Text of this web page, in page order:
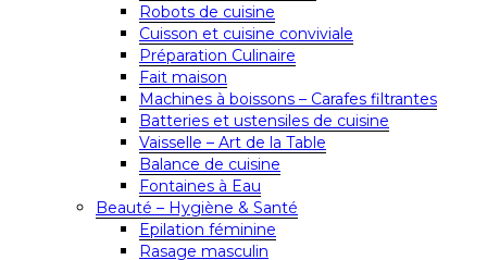
Robots de cuisine
Cuisson et cuisine conviviale
Préparation Culinaire
Fait maison
Machines à boissons – Carafes filtrantes
Batteries et ustensiles de cuisine
Vaisselle – Art de la Table
Balance de cuisine
Fontaines à Eau
Beauté – Hygiène & Santé
Epilation féminine
Rasage masculin